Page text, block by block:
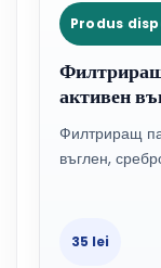
Produs
активен
Филтриращ
въглен,
35 lei